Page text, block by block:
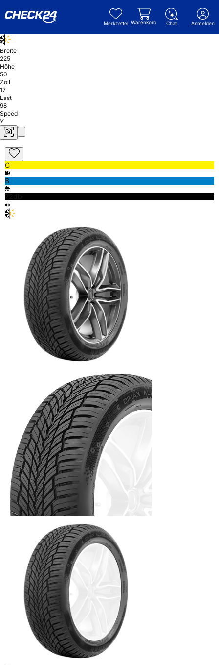
Merkzettel Warenkorb Chat Anmelden
Breite
225
Höhe
50
Zoll
17
Last
98
Speed
Y
C
B
72db